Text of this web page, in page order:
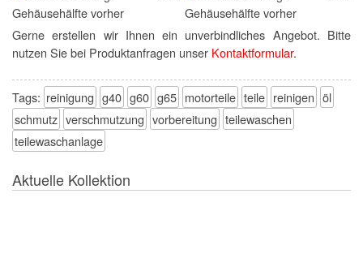
Gerne erstellen wir Ihnen ein unverbindliches Angebot. Bitte
nutzen Sie bei Produktanfragen unser Kontaktformular.
Tags: reinigung g40 g60 g65 motorteile teile reinigen öl
schmutz verschmutzung vorbereitung teilewaschen
teilewaschanlage
Aktuelle Kollektion